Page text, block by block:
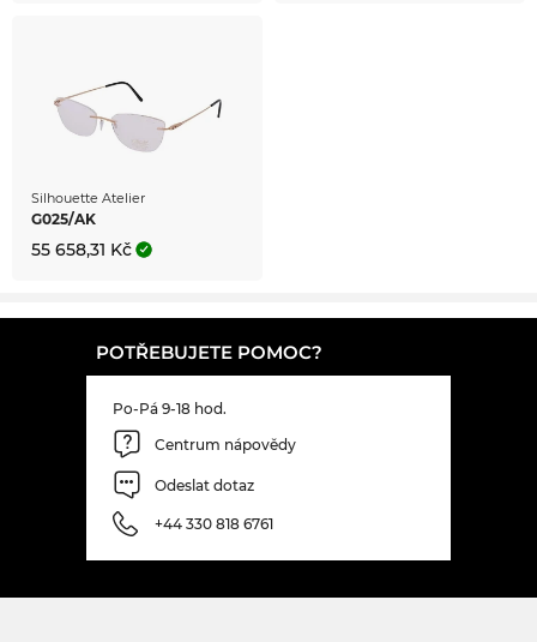
Silhouette Atelier
G025/AK
55 658,31 Kč
POTŘEBUJETE POMOC?
Po-Pá 9-18 hod.
Centrum nápovědy
Odeslat dotaz
+44 330 818 6761